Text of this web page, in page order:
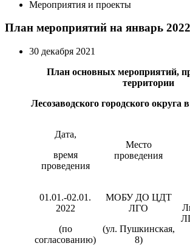
Мероприятия и проекты
План мероприятий на январь
30 декабря 2021
План основных мероприятий,
территории
Лесозаводского городского округа
Дата,
время
проведения
Место
проведения
01.01.-02.01.
2022
(по
согласованию)
МОБУ ДО ЦДТ
ЛГО
(ул. Пушкинская,
8)